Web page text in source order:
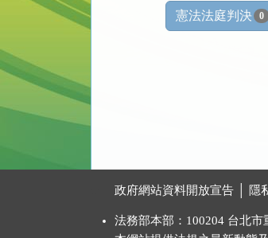
憲法法庭判決 0
政府網站資料開放宣告 隱
法務部本部：100204 台北